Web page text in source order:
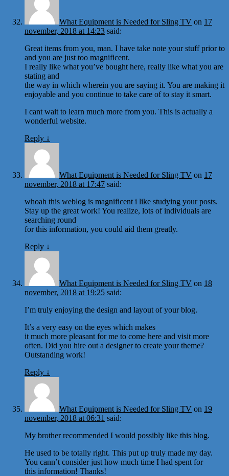
What Equipment is Needed for Sling TV on 17
november, 2018 at 14:23 said:
Great items from you, man. I have take note your stuff prior to
and you are just too magnificent.
I really like what you’ve bought here, really like what you are
stating and
the way in which wherein you are saying it. You are making it
enjoyable and you continue to take care of to stay it smart.
I cant wait to learn much more from you. This is actually a
wonderful website.
Reply ↓
What Equipment is Needed for Sling TV on 17
november, 2018 at 17:47 said:
whoah this weblog is magnificent i like studying your posts.
Stay up the great work! You realize, lots of individuals are
searching round
for this information, you could aid them greatly.
Reply ↓
What Equipment is Needed for Sling TV on 18
november, 2018 at 19:25 said:
I’m truly enjoying the design and layout of your blog.
It’s a very easy on the eyes which makes
it much more pleasant for me to come here and visit more
often. Did you hire out a designer to create your theme?
Outstanding work!
Reply ↓
What Equipment is Needed for Sling TV on 19
november, 2018 at 06:31 said:
My brother recommended I would possibly like this blog.
He used to be totally right. This put up truly made my day.
You cann’t consider just how much time I had spent for
this information! Thanks!